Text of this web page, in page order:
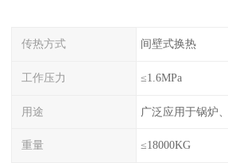
传热方式 间壁式换热
工作压力 ≤1.6MPa
用途
重量 ≤18000KG